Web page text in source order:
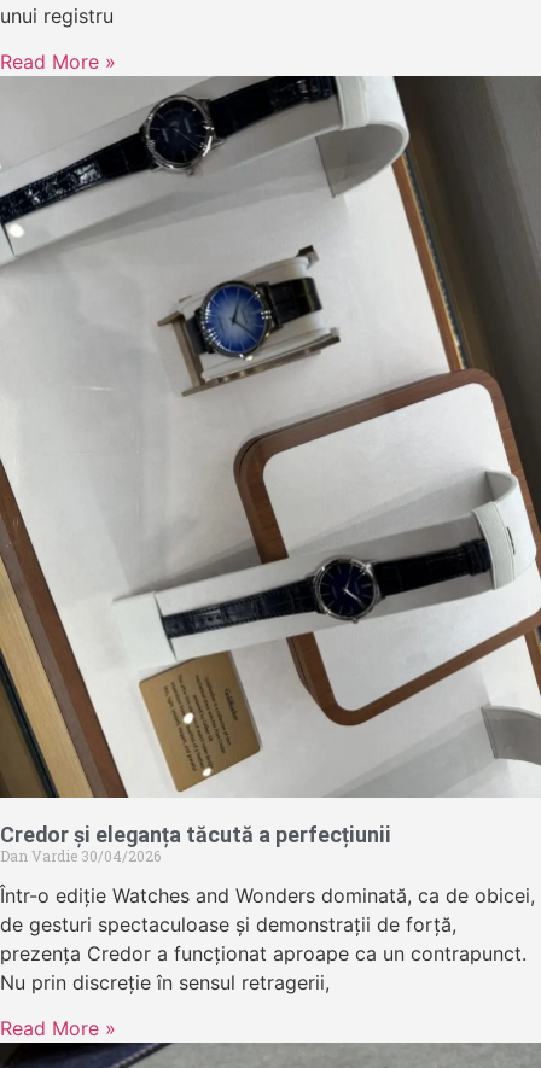
unui registru
Read More »
Credor și eleganța tăcută a perfecțiunii
Dan Vardie 30/04/2026
Într-o ediție Watches and Wonders dominată, ca de obicei,
de gesturi spectaculoase și demonstrații de forță,
prezența Credor a funcționat aproape ca un contrapunct.
Nu prin discreție în sensul retragerii,
Read More »